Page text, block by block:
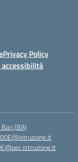
Privacy Policy
(BA)